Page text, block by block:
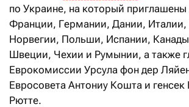
по Украине, на который
Франции, Германии, Дании, Италии,
Норвегии, Польши, Испании,
Швеции, Чехии и Румынии, а также
Еврокомиссии Урсула фон дер
Евросовета Антониу Кошта и
Рютте.